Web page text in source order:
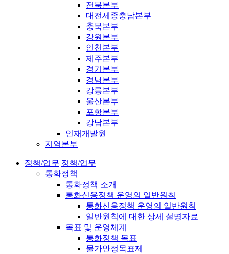
전북본부
대전세종충남본부
충북본부
강원본부
인천본부
제주본부
경기본부
경남본부
강릉본부
울산본부
포항본부
강남본부
인재개발원
지역본부
정책/업무 정책/업무
통화정책
통화정책 소개
통화신용정책 운영의 일반원칙
통화신용정책 운영의 일반원칙
일반원칙에 대한 상세 설명자료
목표 및 운영체계
통화정책 목표
물가안정목표제